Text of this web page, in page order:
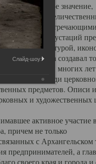
кафедральное значение,
Обширный и
нигде не
инкрустаций
скульптурой,
храма создавал
на протяжении многих лет
среди
предметов. Описи
и художественных
активное участие в
причем не только
с Архангельском
предпринимателей, а
своего края и города и
Слайд-шоу: